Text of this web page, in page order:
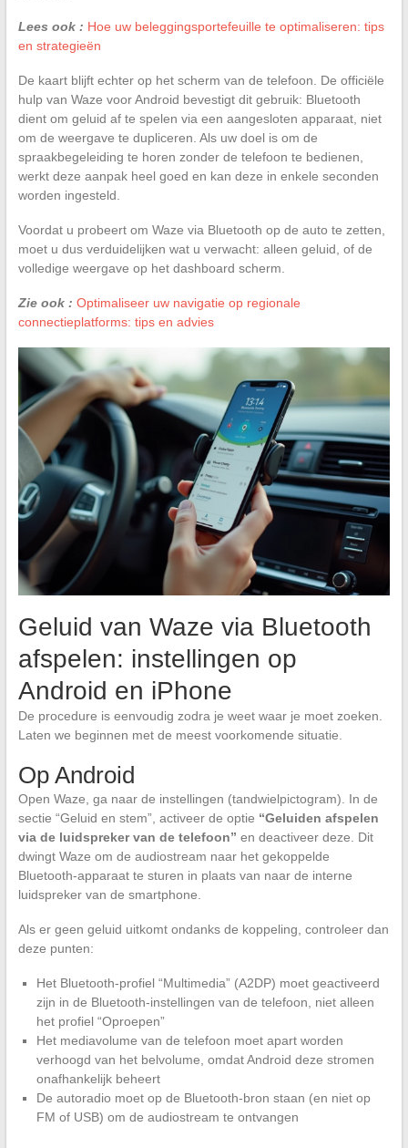
Lees ook : Hoe uw beleggingsportefeuille te optimaliseren: tips
en strategieën
De kaart blijft echter op het scherm van de telefoon. De officiële
hulp van Waze voor Android bevestigt dit gebruik: Bluetooth
dient om geluid af te spelen via een aangesloten apparaat, niet
om de weergave te dupliceren. Als uw doel is om de
spraakbegeleiding te horen zonder de telefoon te bedienen,
werkt deze aanpak heel goed en kan deze in enkele seconden
worden ingesteld.
Voordat u probeert om Waze via Bluetooth op de auto te zetten,
moet u dus verduidelijken wat u verwacht: alleen geluid, of de
volledige weergave op het dashboard scherm.
Zie ook : Optimaliseer uw navigatie op regionale
connectieplatforms: tips en advies
Geluid van Waze via Bluetooth
afspelen: instellingen op
Android en iPhone
De procedure is eenvoudig zodra je weet waar je moet zoeken.
Laten we beginnen met de meest voorkomende situatie.
Op Android
Open Waze, ga naar de instellingen (tandwielpictogram). In de
sectie “Geluid en stem”, activeer de optie “Geluiden afspelen
via de luidspreker van de telefoon” en deactiveer deze. Dit
dwingt Waze om de audiostream naar het gekoppelde
Bluetooth-apparaat te sturen in plaats van naar de interne
luidspreker van de smartphone.
Als er geen geluid uitkomt ondanks de koppeling, controleer dan
deze punten:
Het Bluetooth-profiel “Multimedia” (A2DP) moet geactiveerd
zijn in de Bluetooth-instellingen van de telefoon, niet alleen
het profiel “Oproepen”
Het mediavolume van de telefoon moet apart worden
verhoogd van het belvolume, omdat Android deze stromen
onafhankelijk beheert
De autoradio moet op de Bluetooth-bron staan (en niet op
FM of USB) om de audiostream te ontvangen